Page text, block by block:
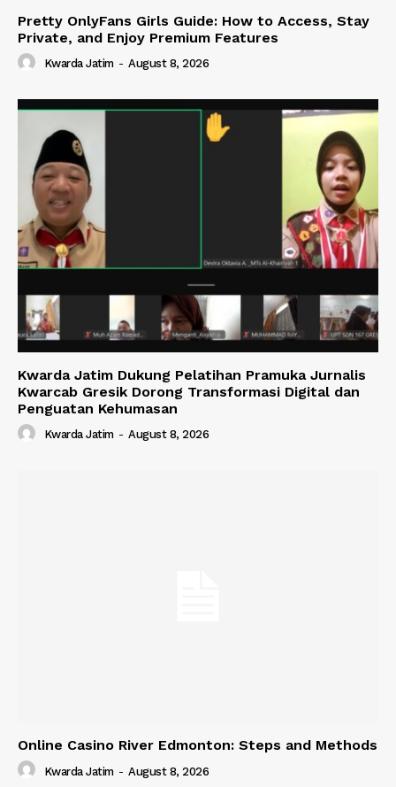
Pretty OnlyFans Girls Guide: How to Access, Stay
Private, and Enjoy Premium Features
Kwarda Jatim - August 8, 2026
Kwarda Jatim Dukung Pelatihan Pramuka Jurnalis
Kwarcab Gresik Dorong Transformasi Digital dan
Penguatan Kehumasan
Kwarda Jatim - August 8, 2026
Online Casino River Edmonton: Steps and Methods
Kwarda Jatim - August 8, 2026